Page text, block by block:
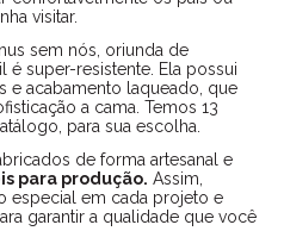
visitar.
sem nós, oriunda de
é super-resistente. Ela possui
e acabamento laqueado, que
a cama. Temos 13
para sua escolha.
de forma artesanal e
para produção. Assim,
especial em cada projeto e
garantir a qualidade que você